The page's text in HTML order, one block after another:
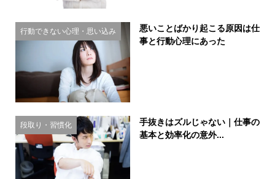
行動できない心理・思い込み
悪いことばかり起こる原因は仕
事と行動心理にあった
段取り・習慣化
手抜きはズルじゃない｜仕事の
基本と効率化の意外...